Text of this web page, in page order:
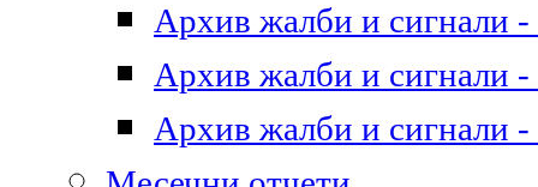
Архив жалби и сигнали -
Архив жалби и сигнали -
Архив жалби и сигнали -